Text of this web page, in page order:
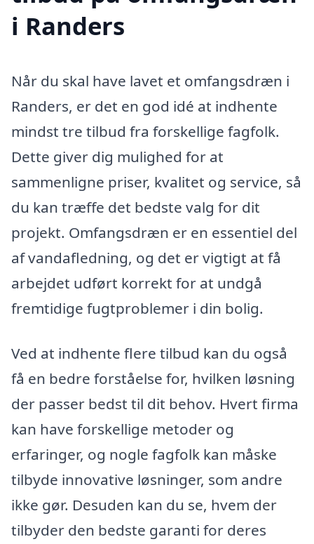
i Randers
Når du skal have lavet et omfangsdræn i
Randers, er det en god idé at indhente
mindst tre tilbud fra forskellige fagfolk.
Dette giver dig mulighed for at
sammenligne priser, kvalitet og service, så
du kan træffe det bedste valg for dit
projekt. Omfangsdræn er en essentiel del
af vandafledning, og det er vigtigt at få
arbejdet udført korrekt for at undgå
fremtidige fugtproblemer i din bolig.
Ved at indhente flere tilbud kan du også
få en bedre forståelse for, hvilken løsning
der passer bedst til dit behov. Hvert firma
kan have forskellige metoder og
erfaringer, og nogle fagfolk kan måske
tilbyde innovative løsninger, som andre
ikke gør. Desuden kan du se, hvem der
tilbyder den bedste garanti for deres